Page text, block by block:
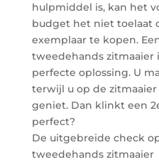
hulpmiddel is, kan het
budget het niet toelaat
exemplaar te kopen.
tweedehands zitmaaier
perfecte oplossing. U
terwijl u op de
geniet. Dan klinkt een
perfect?
De uitgebreide check
tweedehands zitmaaier